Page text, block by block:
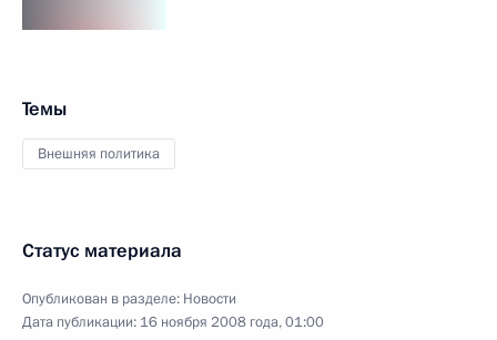
Темы
Внешняя политика
Статус материала
Опубликован в разделе: Новости
Дата публикации: 16 ноября 2008 года, 01:00